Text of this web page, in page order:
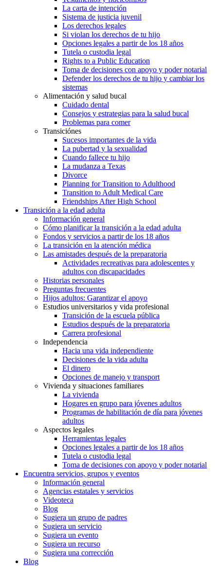
La carta de intención
Sistema de justicia juvenil
Los derechos legales
Si violan los derechos de tu hijo
Opciones legales a partir de los 18 años
Tutela o custodia legal
Rights to a Public Education
Toma de decisiones con apoyo y poder notarial
Defender los derechos de tu hijo y cambiar los
sistemas
Alimentación y salud bucal
Cuidado dental
Consejos y estrategias para la salud bucal
Problemas para comer
Transiciónes
Sucesos importantes de la vida
La pubertad y la sexualidad
Cuando fallece tu hijo
La mudanza a Texas
Divorce
Planning for Transition to Adulthood
Transition to Adult Medical Care
Friendships After High School
Transición a la edad adulta
Información general
Cómo planificar la transición a la edad adulta
Fondos y servicios a partir de los 18 años
La transición en la atención médica
Las amistades después de la preparatoria
Actividades recreativas para adolescentes y
adultos con discapacidades
Historias personales
Preguntas frecuentes
Hijos adultos: Garantizar el apoyo
Estudios universitarios y vida profesional
Transición de la escuela pública
Estudios después de la preparatoria
Carrera profesional
Independencia
Hacia una vida independiente
Decisiones de la vida adulta
El dinero
Opciones de manejo y transport
Vivienda y situaciones familiares
La vivienda
Hogares en grupo para jóvenes adultos
Programas de habilitación de día para jóvenes
adultos
Aspectos legales
Herramientas legales
Opciones legales a partir de los 18 años
Tutela o custodia legal
Toma de decisiones con apoyo y poder notarial
Encuentra servicios, grupos y eventos
Información general
Agencias estatales y servicios
Videoteca
Blog
Sugiera un grupo de padres
Sugiera un servicio
Sugiera un evento
Sugiera un recurso
Sugiera una corrección
Blog